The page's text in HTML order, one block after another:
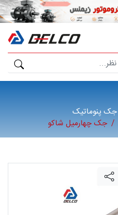
جک پنوماتیک
جک چهارمیل شاکو